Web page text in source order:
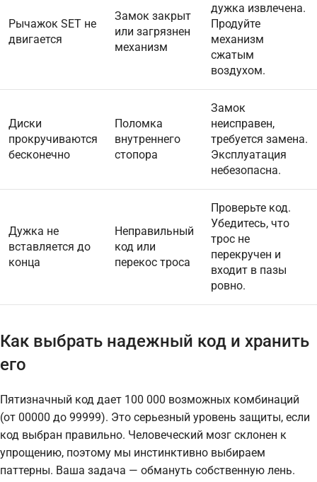
Рычажок SET не
двигается
Замок закрыт
или загрязнен
механизм
дужка извлечена.
Продуйте
механизм
сжатым
воздухом.
Диски
прокручиваются
бесконечно
Поломка
внутреннего
стопора
Замок
неисправен,
требуется замена.
Эксплуатация
небезопасна.
Дужка не
вставляется до
конца
Неправильный
код или
перекос троса
Проверьте код.
Убедитесь, что
трос не
перекручен и
входит в пазы
ровно.
Как выбрать надежный код и хранить
его
Пятизначный код дает 100 000 возможных комбинаций
(от 00000 до 99999). Это серьезный уровень защиты, если
код выбран правильно. Человеческий мозг склонен к
упрощению, поэтому мы инстинктивно выбираем
паттерны. Ваша задача — обмануть собственную лень.